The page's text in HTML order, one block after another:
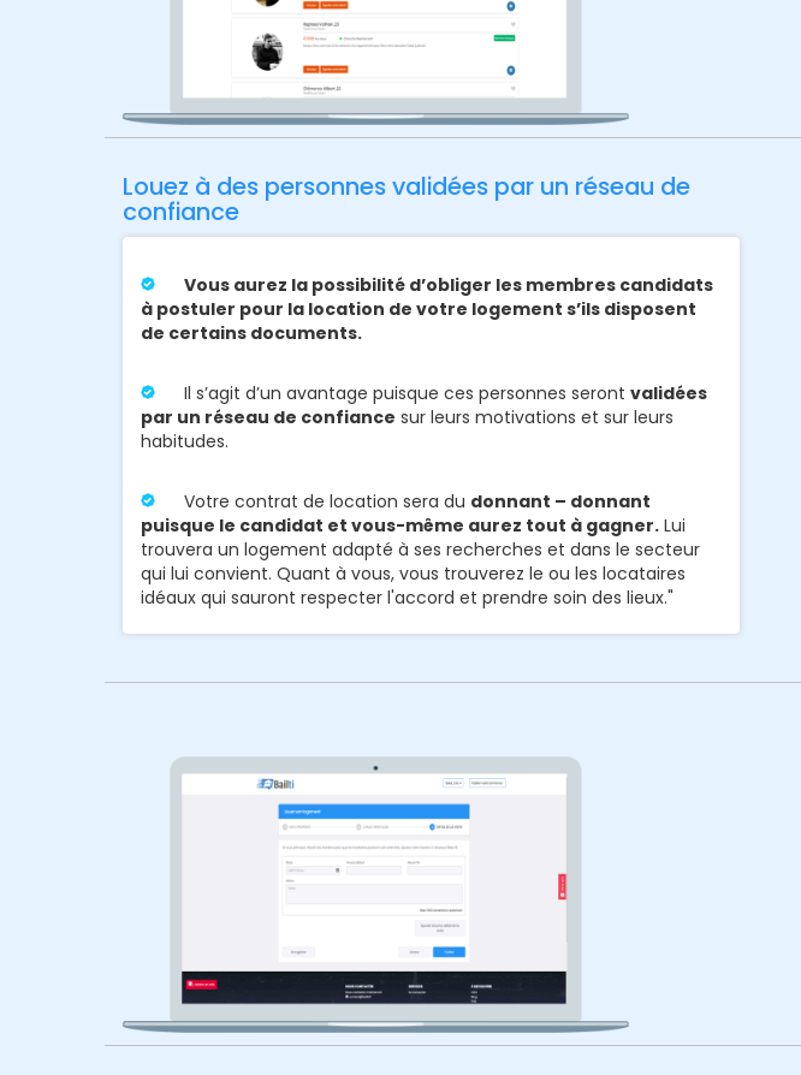
Louez à des personnes validées par un réseau de
confiance
Vous aurez la possibilité d’obliger les membres candidats
à postuler pour la location de votre logement s’ils disposent
de certains documents.
Il s’agit d’un avantage puisque ces personnes seront validées
par un réseau de confiance sur leurs motivations et sur leurs
habitudes.
Votre contrat de location sera du donnant – donnant
puisque le candidat et vous-même aurez tout à gagner. Lui
trouvera un logement adapté à ses recherches et dans le secteur
qui lui convient. Quant à vous, vous trouverez le ou les locataires
idéaux qui sauront respecter l'accord et prendre soin des lieux."